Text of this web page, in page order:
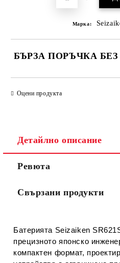
Марка:
БЪРЗА ПОРЪЧКА
Съгласен съм с
Ние ще се свържем с вас в
Оцени продукта
Детайлно описание
Ревюта
Свързани продукти
Батерията Seizaiken
прецизното японско
компактен формат,